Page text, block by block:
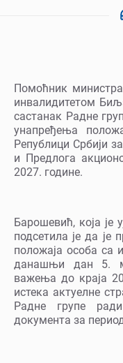
Помоћник
инвалидитетом
састанак Радне
унапређења
Републици Србији
и Предлога
2027. године.
Барошевић, која је
подсетила је да је
положаја особа са
данашњи дан 5.
важења до краја
истека актуелне
Радне групе
документа за